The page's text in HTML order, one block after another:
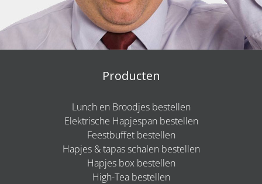
Producten
Lunch en Broodjes bestellen
Elektrische Hapjespan bestellen
Feestbuffet bestellen
Hapjes & tapas schalen bestellen
Hapjes box bestellen
High-Tea bestellen